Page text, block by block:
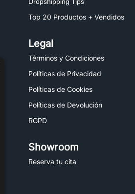
Top 20 Productos + Vendidos
Legal
Términos y Condiciones
Políticas de Privacidad
Políticas de Cookies
Políticas de Devolución
RGPD
Showroom
Reserva tu cita